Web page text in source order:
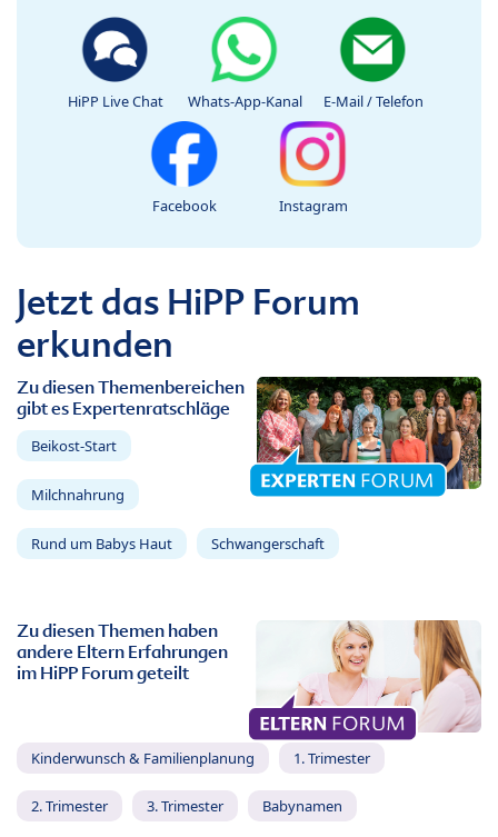
HiPP Live Chat Whats-App-Kanal E-Mail / Telefon
Facebook Instagram
Jetzt das HiPP Forum
erkunden
Zu diesen Themenbereichen
gibt es Expertenratschläge
Beikost-Start
Milchnahrung
Rund um Babys Haut Schwangerschaft
Zu diesen Themen haben
andere Eltern Erfahrungen
im HiPP Forum geteilt
Kinderwunsch & Familienplanung 1. Trimester
2. Trimester 3. Trimester Babynamen